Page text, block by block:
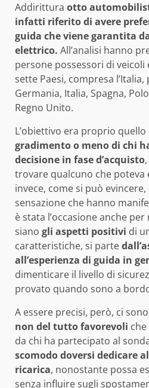
Addirittura otto
infatti riferito di avere
guida che viene garantita
elettrico. All’analisi hanno
persone possessori di
sette Paesi, compresa
Germania, Italia, Spagna,
Regno Unito.
L’obiettivo era proprio quello
gradimento o meno di chi
decisione in fase d’acquisto
trovare qualcuno che poteva
invece, come si può
sensazione che hanno
è stata l’occasione anche
siano gli aspetti positivi di
caratteristiche, si parte
all’esperienza di guida in
dimenticare il livello di
provato quando sono a
A essere precisi, però, ci
non del tutto favorevoli
da chi ha partecipato al
scomodo doversi dedicare
ricarica, nonostante possa
senza influire sugli